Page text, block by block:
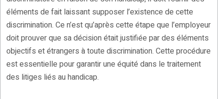
éléments de fait laissant supposer l’existence de cette
discrimination. Ce n’est qu’après cette étape que l’employeur
doit prouver que sa décision était justifiée par des éléments
objectifs et étrangers à toute discrimination. Cette procédure
est essentielle pour garantir une équité dans le traitement
des litiges liés au handicap.